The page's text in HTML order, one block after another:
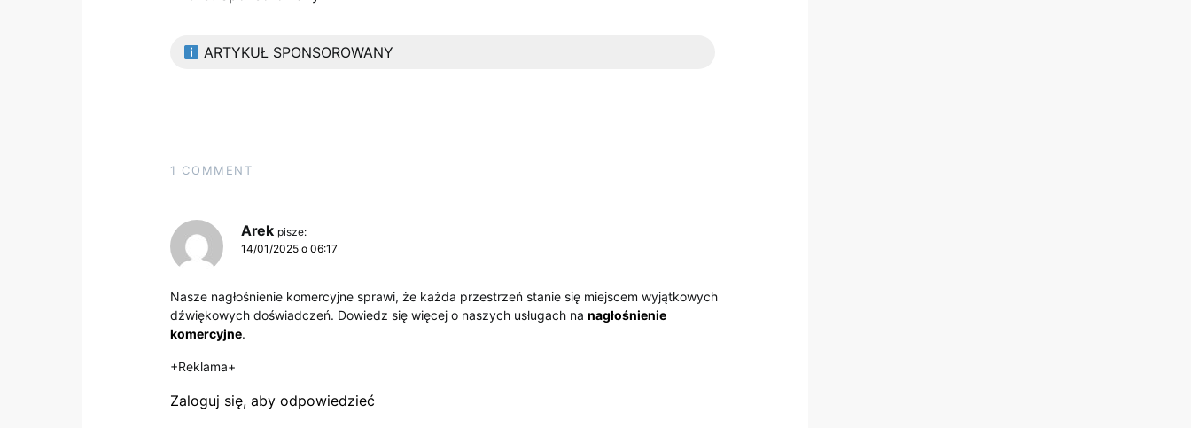
ARTYKUŁ SPONSOROWANY
1 COMMENT
Arek pisze:
14/01/2025 o 06:17
Nasze nagłośnienie komercyjne sprawi, że każda przestrzeń stanie się miejscem wyjątkowych
dźwiękowych doświadczeń. Dowiedz się więcej o naszych usługach na nagłośnienie
komercyjne.
+Reklama+
Zaloguj się, aby odpowiedzieć